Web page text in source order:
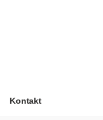
Kontakt